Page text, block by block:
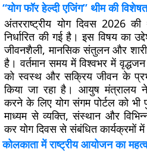
“योग फॉर हेल्दी एजिंग” थीम की
अंतरराष्ट्रीय योग दिवस 2026 की
निर्धारित की गई है। इस विषय का
जीवनशैली, मानसिक संतुलन और
है। वर्तमान समय में विश्वभर में
को स्वस्थ और सक्रिय जीवन के
किया जा रहा है। आयुष मंत्रालय ने
करने के लिए योग संगम पोर्टल को
माध्यम से व्यक्ति, संस्थान और
कर योग दिवस से संबंधित कार्यक्रमों
कोलकाता में राष्ट्रीय आयोजन का